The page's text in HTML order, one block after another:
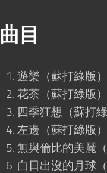
曲目
遊樂（蘇打綠版）
花茶（蘇打綠版）
四季狂想（蘇打綠
左邊（蘇打綠版）
無與倫比的美麗（
白日出沒的月球